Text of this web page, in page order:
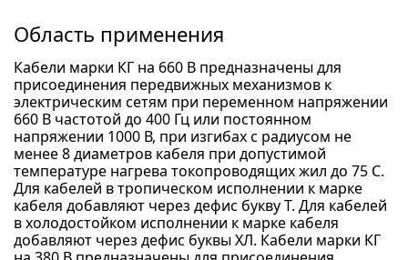
Область применения
Кабели марки КГ на 660 В предназначены для
присоединения передвижных механизмов к
электрическим сетям при переменном напряжении
660 В частотой до 400 Гц или постоянном
напряжении 1000 В, при изгибах с радиусом не
менее 8 диаметров кабеля при допустимой
температуре нагрева токопроводящих жил до 75 С.
Для кабелей в тропическом исполнении к марке
кабеля добавляют через дефис букву Т. Для кабелей
в холодостойком исполнении к марке кабеля
добавляют через дефис буквы ХЛ. Кабели марки КГ